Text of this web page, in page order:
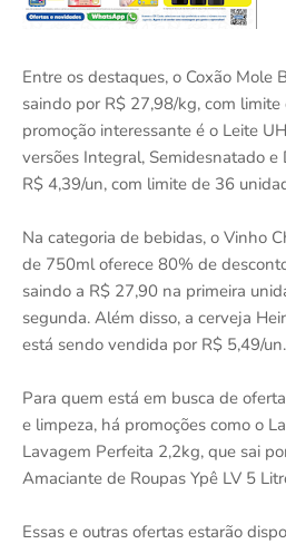
Entre os destaques, o Coxão Mole
saindo por R$ 27,98/kg, com
promoção interessante é o Leite
versões Integral, Semidesnatado
R$ 4,39/un, com limite de 36
Na categoria de bebidas, o Vinho
de 750ml oferece 80% de
saindo a R$ 27,90 na primeira
segunda. Além disso, a cerveja
está sendo vendida por R$ 5,49/un.
Para quem está em busca de
e limpeza, há promoções como o
Lavagem Perfeita 2,2kg, que sai
Amaciante de Roupas Ypê LV 5
Essas e outras ofertas estarão